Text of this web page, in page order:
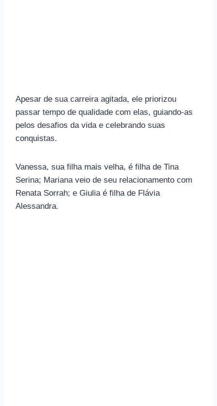
Apesar de sua carreira agitada, ele priorizou
passar tempo de qualidade com elas, guiando-as
pelos desafios da vida e celebrando suas
conquistas.
Vanessa, sua filha mais velha, é filha de Tina
Serina; Mariana veio de seu relacionamento com
Renata Sorrah; e Giulia é filha de Flávia
Alessandra.